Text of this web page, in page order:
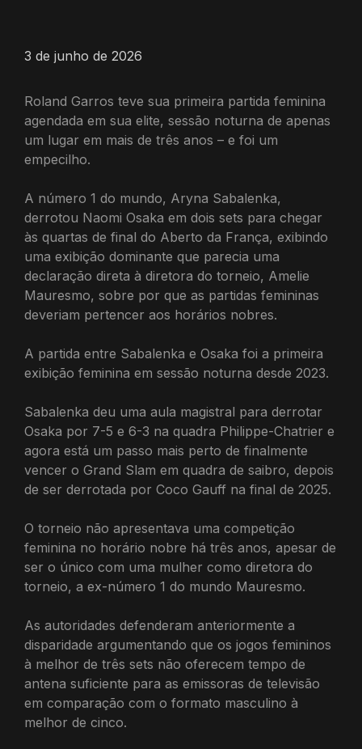
3 de junho de 2026
Roland Garros teve sua primeira partida feminina
agendada em sua elite, sessão noturna de apenas
um lugar em mais de três anos – e foi um
empecilho.
A número 1 do mundo, Aryna Sabalenka,
derrotou Naomi Osaka em dois sets para chegar
às quartas de final do Aberto da França, exibindo
uma exibição dominante que parecia uma
declaração direta à diretora do torneio, Amelie
Mauresmo, sobre por que as partidas femininas
deveriam pertencer aos horários nobres.
A partida entre Sabalenka e Osaka foi a primeira
exibição feminina em sessão noturna desde 2023.
Sabalenka deu uma aula magistral para derrotar
Osaka por 7-5 e 6-3 na quadra Philippe-Chatrier e
agora está um passo mais perto de finalmente
vencer o Grand Slam em quadra de saibro, depois
de ser derrotada por Coco Gauff na final de 2025.
O torneio não apresentava uma competição
feminina no horário nobre há três anos, apesar de
ser o único com uma mulher como diretora do
torneio, a ex-número 1 do mundo Mauresmo.
As autoridades defenderam anteriormente a
disparidade argumentando que os jogos femininos
à melhor de três sets não oferecem tempo de
antena suficiente para as emissoras de televisão
em comparação com o formato masculino à
melhor de cinco.